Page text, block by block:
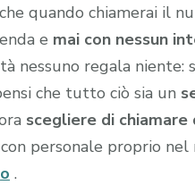
quando chiamerai il
e mai con nessun
nessuno regala niente:
che tutto ciò sia un
scegliere di
personale proprio
.